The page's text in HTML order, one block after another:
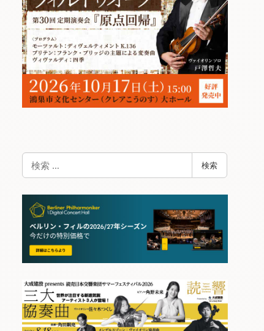
検
索
検索